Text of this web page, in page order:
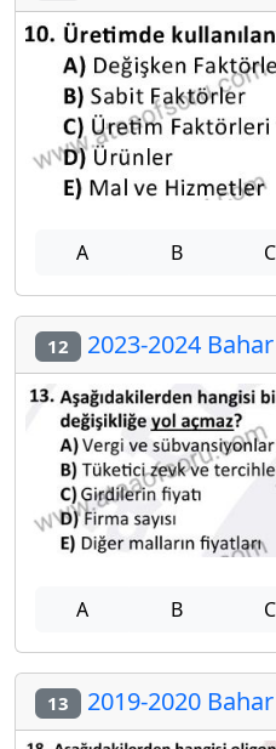
A B C
12 2023-2024 Bahar
A B C
13 2019-2020 Bahar